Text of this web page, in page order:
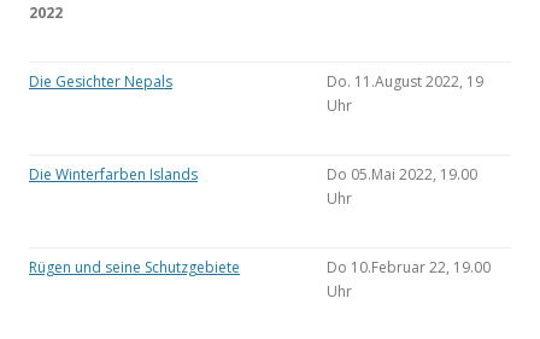
2022
Die Gesichter Nepals
Do. 11.August 2022, 19
Uhr
Die Winterfarben Islands
Do 05.Mai 2022, 19.00
Uhr
Rügen und seine Schutzgebiete
Do 10.Februar 22, 19.00
Uhr